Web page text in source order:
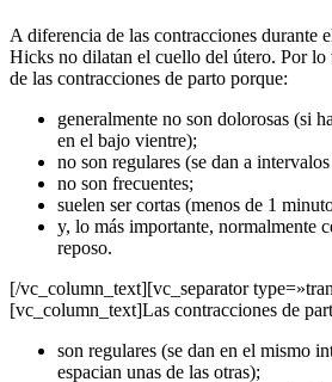
A diferencia de las contracciones durante
Hicks no dilatan el cuello del útero. Por lo
de las contracciones de parto porque:
generalmente no son dolorosas (si
en el bajo vientre);
no son regulares (se dan a
no son frecuentes;
suelen ser cortas (menos de 1
y, lo más importante, normalmente
reposo.
[/vc_column_text][vc_separator
[vc_column_text]Las contracciones de
son regulares (se dan en el mismo
espacian unas de las otras);